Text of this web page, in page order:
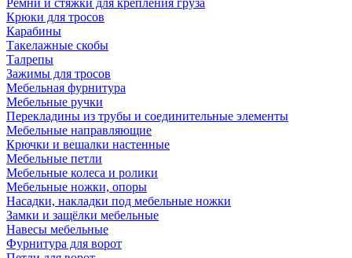
Ремни и стяжки для крепления груза
Крюки для тросов
Карабины
Такелажные скобы
Талрепы
Зажимы для тросов
Мебельная фурнитура
Мебельные ручки
Перекладины из трубы и соединительные элементы
Мебельные направляющие
Крючки и вешалки настенные
Мебельные петли
Мебельные колеса и ролики
Мебельные ножки, опоры
Насадки, накладки под мебельные ножки
Замки и защёлки мебельные
Навесы мебельные
Фурнитура для ворот